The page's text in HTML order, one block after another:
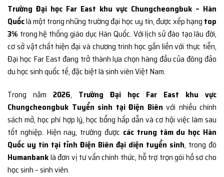
Trường Đại học Far East khu vực Chungcheongbuk – Hàn
Quốclà một trong những trường đại học uy tín, được xếp hạng top
3% trong hệ thống giáo dục Hàn Quốc. Với lịch sử đào tạo lâu đời,
cơ sở vật chất hiện đại và chương trình học gắn liền với thực tiễn,
Đại học Far East đang trở thành lựa chọn hàng đầu của đông đảo
du học sinh quốc tế, đặc biệt là sinh viên Việt Nam.
Trong năm 2026, Trường Đại học Far East khu vực
Chungcheongbuk Tuyển sinh tại Điện Biên với nhiều chính
sách mở, học phí hợp lý, học bổng hấp dẫn và cơ hội việc làm sau
tốt nghiệp. Hiện nay, trường được các trung tâm du học Hàn
Quốc uy tín tại tỉnh Điện Biên đại diện tuyển sinh, trong đó
Humanbanklà đơn vị tư vấn chính thức, hỗ trợ trọn gói hồ sơ cho
học sinh – sinh viên.